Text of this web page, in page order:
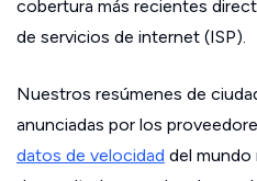
cobertura más recientes
de servicios de internet (ISP).
Nuestros resúmenes de
anunciadas por los
datos de velocidad del mundo